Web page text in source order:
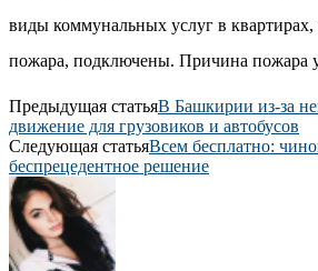
виды коммунальных услуг в
пожара, подключены. Причина пожара
Предыдущая статьяВ Башкирии из-за
движение для грузовиков и автобусов
Следующая статьяВсем бесплатно:
беспрецедентное решение